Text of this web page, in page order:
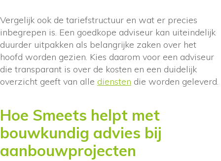
Vergelijk ook de tariefstructuur en wat er precies
inbegrepen is. Een goedkope adviseur kan uiteindelijk
duurder uitpakken als belangrijke zaken over het
hoofd worden gezien. Kies daarom voor een adviseur
die transparant is over de kosten en een duidelijk
overzicht geeft van alle diensten die worden geleverd.
Hoe Smeets helpt met
bouwkundig advies bij
aanbouwprojecten